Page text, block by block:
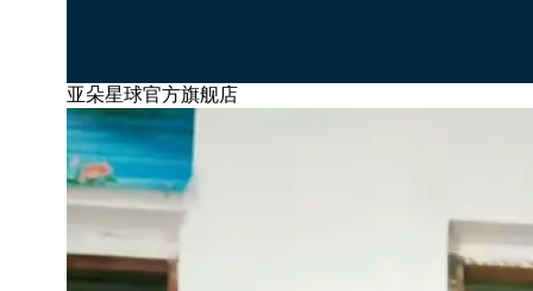
亚朵星球官方旗舰店